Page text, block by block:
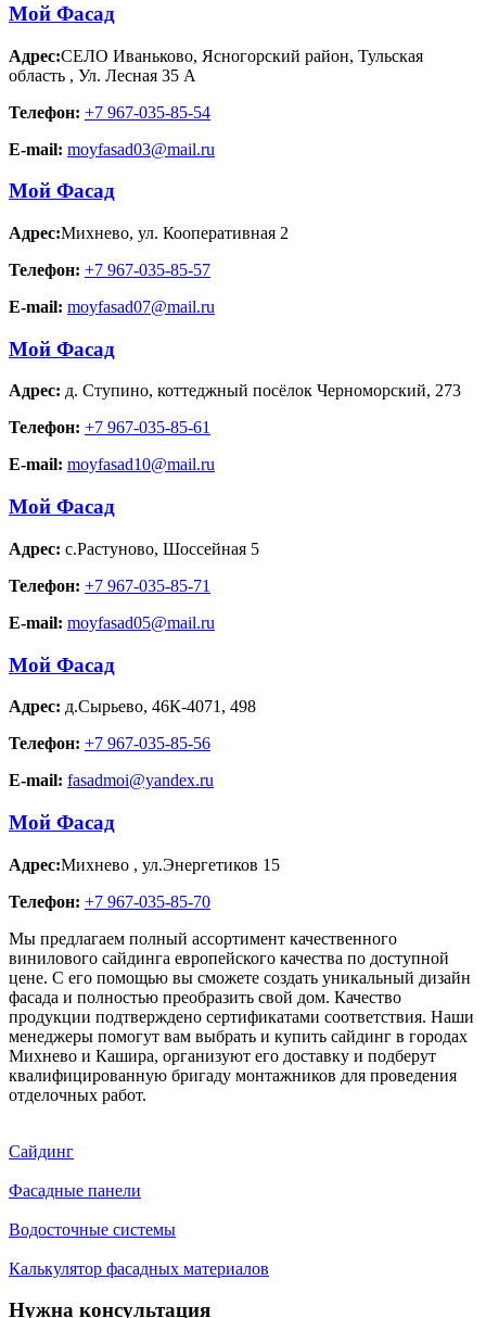
Мой Фасад
Адрес:СЕЛО Иваньково, Ясногорский район, Тульская
область , Ул. Лесная 35 А
Телефон: +7 967-035-85-54
E-mail: moyfasad03@mail.ru
Мой Фасад
Адрес:Михнево, ул. Кооперативная 2
Телефон: +7 967-035-85-57
E-mail: moyfasad07@mail.ru
Мой Фасад
Адрес: д. Ступино, коттеджный посёлок Черноморский, 273
Телефон: +7 967-035-85-61
E-mail: moyfasad10@mail.ru
Мой Фасад
Адрес: с.Растуново, Шоссейная 5
Телефон: +7 967-035-85-71
E-mail: moyfasad05@mail.ru
Мой Фасад
Адрес: д.Сырьево, 46К-4071, 498
Телефон: +7 967-035-85-56
E-mail: fasadmoi@yandex.ru
Мой Фасад
Адрес:Михнево , ул.Энергетиков 15
Телефон: +7 967-035-85-70
Мы предлагаем полный ассортимент качественного
винилового сайдинга европейского качества по доступной
цене. С его помощью вы сможете создать уникальный дизайн
фасада и полностью преобразить свой дом. Качество
продукции подтверждено сертификатами соответствия. Наши
менеджеры помогут вам выбрать и купить сайдинг в городах
Михнево и Кашира, организуют его доставку и подберут
квалифицированную бригаду монтажников для проведения
отделочных работ.
Сайдинг
Фасадные панели
Водосточные системы
Калькулятор фасадных материалов
Нужна консультация